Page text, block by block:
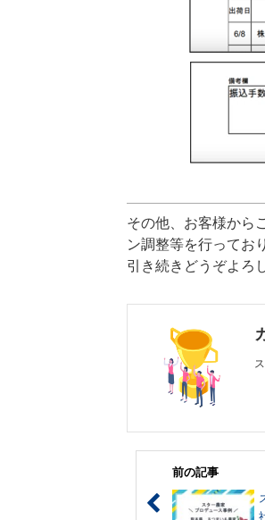
その他、お客様から
ン調整等を⾏ってお
引き続きどうぞよろ
前の記事